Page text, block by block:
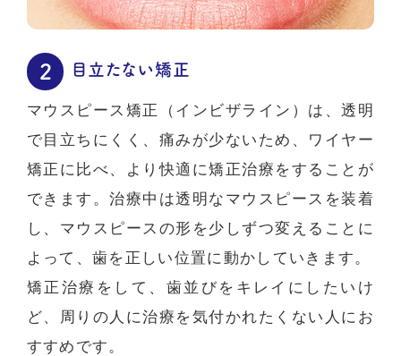
目立たない矯正
マウスピース矯正（インビザライン）は、透明
で目立ちにくく、痛みが少ないため、ワイヤー
矯正に比べ、より快適に矯正治療をすることが
できます。治療中は透明なマウスピースを装着
し、マウスピースの形を少しずつ変えることに
よって、歯を正しい位置に動かしていきます。
矯正治療をして、歯並びをキレイにしたいけ
ど、周りの人に治療を気付かれたくない人にお
すすめです。